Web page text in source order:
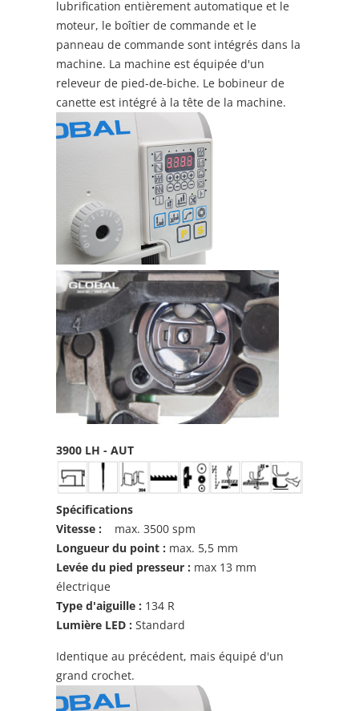
lubrification entièrement automatique et le
moteur, le boîtier de commande et le
panneau de commande sont intégrés dans la
machine. La machine est équipée d'un
releveur de pied-de-biche. Le bobineur de
canette est intégré à la tête de la machine.
3900 LH - AUT
Spécifications
Vitesse :
max. 3500 spm
Longueur du point : max. 5,5 mm
Levée du pied presseur : max 13 mm
électrique
Type d'aiguille : 134 R
Lumière LED : Standard
Identique au précédent, mais équipé d'un
grand crochet.